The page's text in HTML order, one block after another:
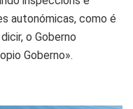
autonómicas, como é
o Goberno
Goberno».